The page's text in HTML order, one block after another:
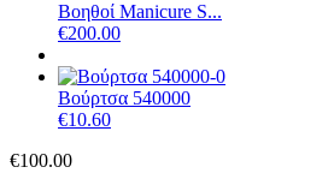
Βοηθoί Manicure S...
€200.00
Βούρτσα 540000
€10.60
€100.00